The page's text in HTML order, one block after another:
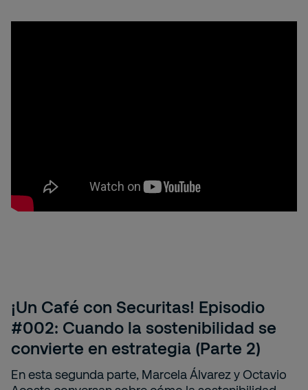
¡Un Café con Securitas! Episodio
#002: Cuando la sostenibilidad se
convierte en estrategia (Parte 2)
En esta segunda parte, Marcela Álvarez y Octavio